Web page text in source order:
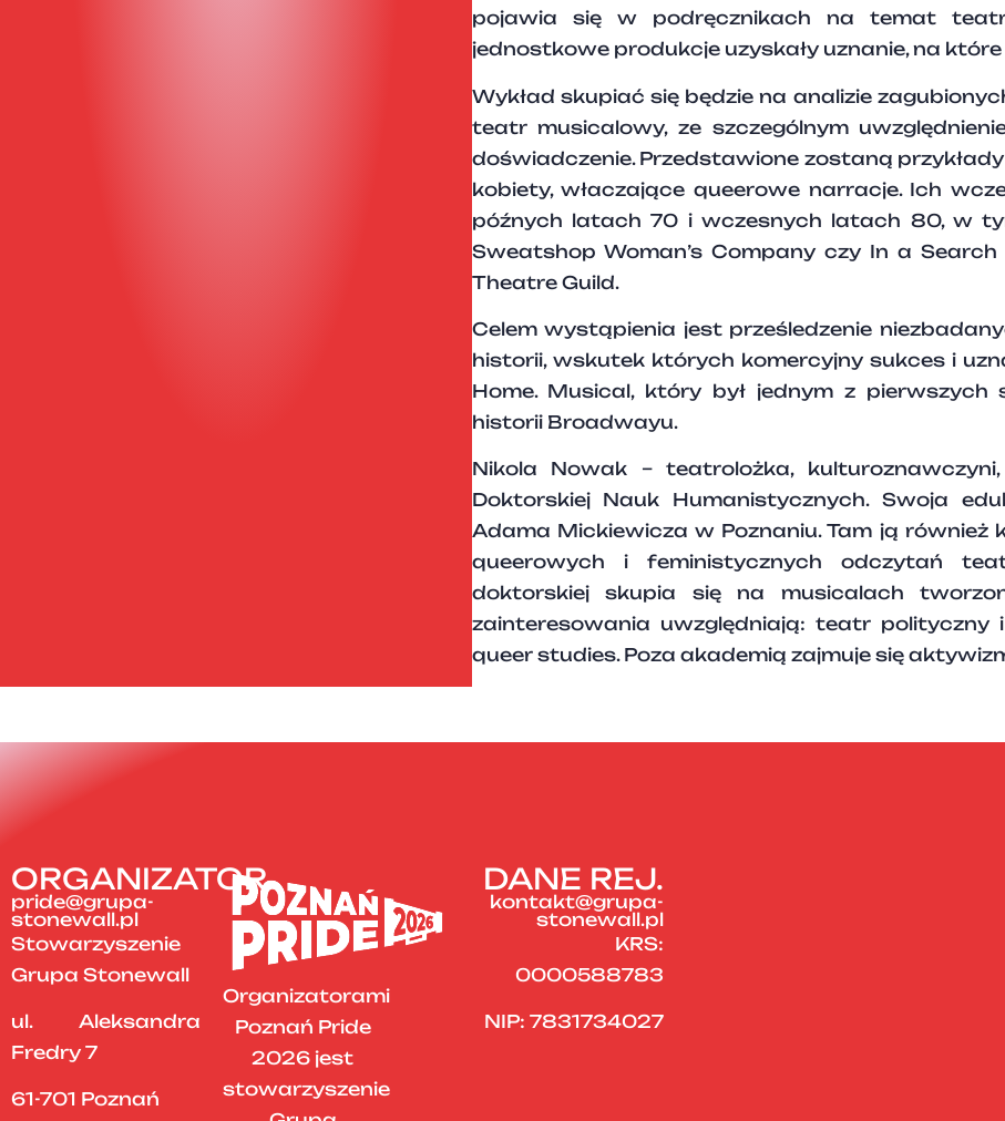
pojawia się w podręcznikach na temat
jednostkowe produkcje uzyskały uznanie, na które
Wykład skupiać się będzie na analizie
teatr musicalowy, ze szczególnym
doświadczenie. Przedstawione zostaną
kobiety, właczające queerowe narracje. Ich
późnych latach 70 i wczesnych latach 80, w
Sweatshop Woman’s Company czy In a
Theatre Guild.
Celem wystąpienia jest prześledzenie
historii, wskutek których komercyjny sukces i
Home. Musical, który był jednym z
historii Broadwayu.
Nikola Nowak – teatrolożka,
Doktorskiej Nauk Humanistycznych. Swoja
Adama Mickiewicza w Poznaniu. Tam ją również
queerowych i feministycznych odczytań
doktorskiej skupia się na musicalach
zainteresowania uwzględniają: teatr polityczny
queer studies. Poza akademią zajmuje się
ORGANIZATOR
pride@grupa-
stonewall.pl
Stowarzyszenie
Grupa Stonewall
ul. Aleksandra
Fredry 7
61-701 Poznań
Organizatorami
Poznań Pride
2026 jest
stowarzyszenie
DANE REJ.
kontakt@grupa-
stonewall.pl
KRS:
0000588783
NIP: 7831734027